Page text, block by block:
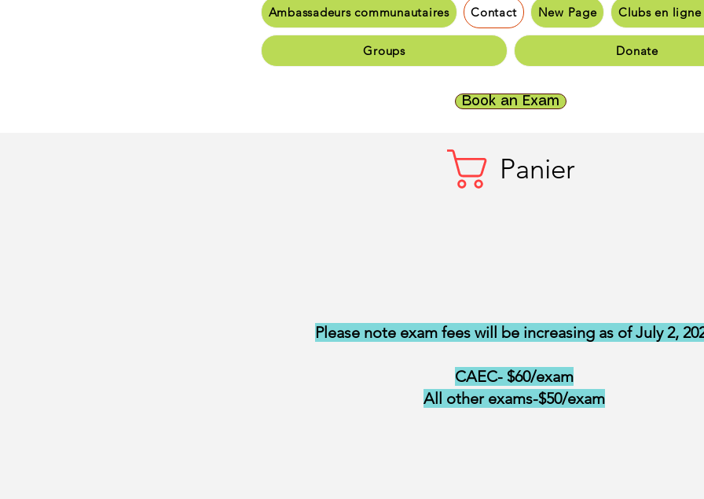
Ambassadeurs communautaires Communauté et
Communauté et soutien Communauté et soutien
Clubs en ligne TriCALA
Ambassadeurs communautaires Contact New Page Clubs en ligne
Groups Donate
Book an Exam
Panier
Please note exam fees will be increasing as of July 2,
CAEC- $60/exam
All other exams-$50/exam